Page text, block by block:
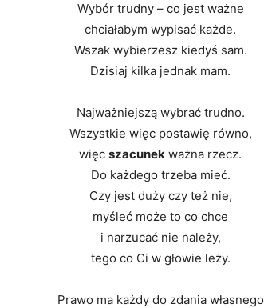
Wybór trudny – co jest ważne
chciałabym wypisać każde.
Wszak wybierzesz kiedyś sam.
Dzisiaj kilka jednak mam.
Najważniejszą wybrać trudno.
Wszystkie więc postawię równo,
więc szacunek ważna rzecz.
Do każdego trzeba mieć.
Czy jest duży czy też nie,
myśleć może to co chce
i narzucać nie należy,
tego co Ci w głowie leży.
Prawo ma każdy do zdania własnego